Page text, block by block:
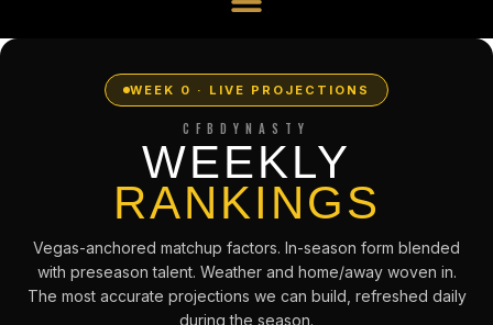
WEEK 0 · LIVE PROJECTIONS
CFBDYNASTY
WEEKLY
RANKINGS
Vegas-anchored matchup factors. In-season form blended
with preseason talent. Weather and home/away woven in.
The most accurate projections we can build, refreshed daily
during the season.